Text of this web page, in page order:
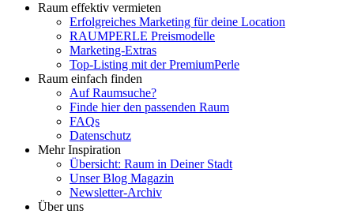
Raum effektiv vermieten
Erfolgreiches Marketing für deine Location
RAUMPERLE Preismodelle
Marketing-Extras
Top-Listing mit der PremiumPerle
Raum einfach finden
Auf Raumsuche?
Finde hier den passenden Raum
FAQs
Datenschutz
Mehr Inspiration
Übersicht: Raum in Deiner Stadt
Unser Blog Magazin
Newsletter-Archiv
Über uns